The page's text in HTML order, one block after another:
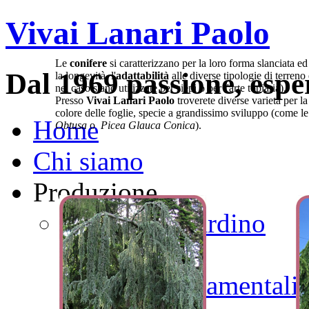
Vivai Lanari Paolo
Dal 1969 passione,
Home
Chi siamo
Produzione
Alberi da Giardino
Aceri
Alberi Ornamentali
Le conifere si caratterizzano per la loro forma slanciata
la longevità, l'adattabilità alle diverse tipologie di
nel caso siano utilizzate per siepi o per l'arte topiaria).
Presso Vivai Lanari Paolo troverete diverse varietà per
colore delle foglie, specie a grandissimo sviluppo (come
Obtusa o Picea Glauca Conica).